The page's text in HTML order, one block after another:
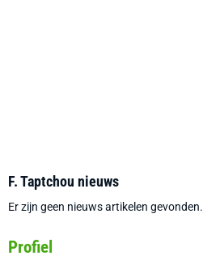
F. Taptchou nieuws
Er zijn geen nieuws artikelen gevonden.
Profiel